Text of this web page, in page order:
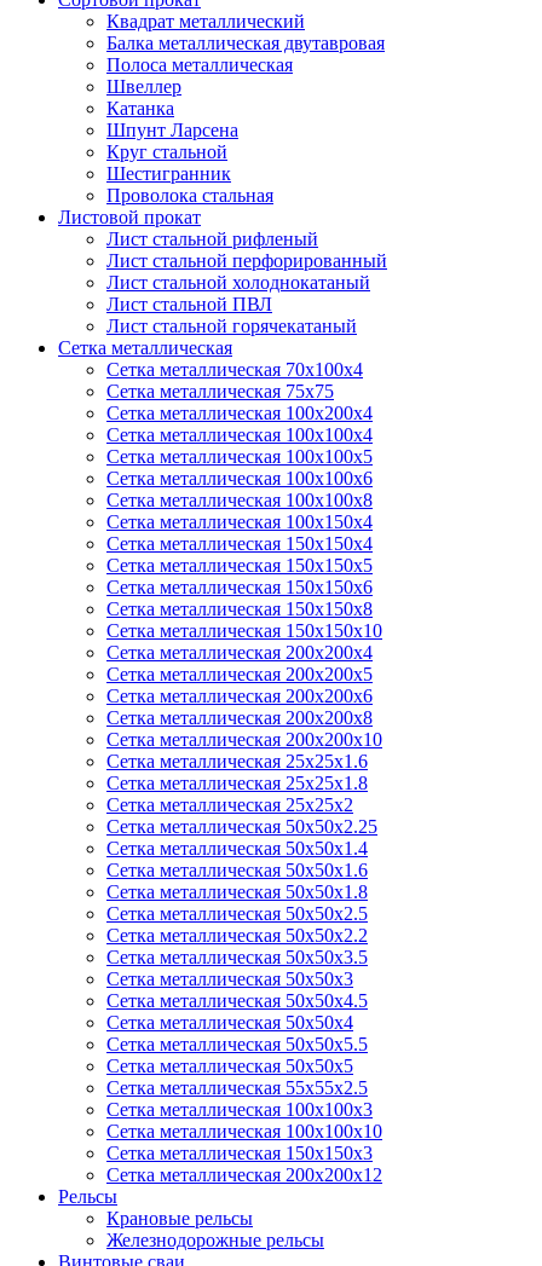
Квадрат металлический
Балка металлическая двутавровая
Полоса металлическая
Швеллер
Катанка
Шпунт Ларсена
Круг стальной
Шестигранник
Проволока стальная
Листовой прокат
Лист стальной рифленый
Лист стальной перфорированный
Лист стальной холоднокатаный
Лист стальной ПВЛ
Лист стальной горячекатаный
Сетка металлическая
Сетка металлическая 70х100х4
Сетка металлическая 75х75
Сетка металлическая 100х200х4
Сетка металлическая 100х100х4
Сетка металлическая 100х100х5
Сетка металлическая 100х100х6
Сетка металлическая 100х100х8
Сетка металлическая 100х150х4
Сетка металлическая 150х150х4
Сетка металлическая 150х150х5
Сетка металлическая 150х150х6
Сетка металлическая 150х150х8
Сетка металлическая 150х150х10
Сетка металлическая 200х200х4
Сетка металлическая 200х200х5
Сетка металлическая 200х200x6
Сетка металлическая 200х200х8
Сетка металлическая 200х200х10
Сетка металлическая 25х25х1.6
Сетка металлическая 25х25х1.8
Сетка металлическая 25х25х2
Сетка металлическая 50х50х2.25
Сетка металлическая 50х50х1.4
Сетка металлическая 50х50х1.6
Сетка металлическая 50х50х1.8
Сетка металлическая 50х50х2.5
Сетка металлическая 50х50х2.2
Сетка металлическая 50х50х3.5
Сетка металлическая 50х50х3
Сетка металлическая 50х50х4.5
Сетка металлическая 50х50х4
Сетка металлическая 50х50х5.5
Сетка металлическая 50х50х5
Сетка металлическая 55х55х2.5
Сетка металлическая 100х100х3
Сетка металлическая 100х100х10
Сетка металлическая 150х150х3
Сетка металлическая 200х200х12
Рельсы
Крановые рельсы
Железнодорожные рельсы
Винтовые сваи